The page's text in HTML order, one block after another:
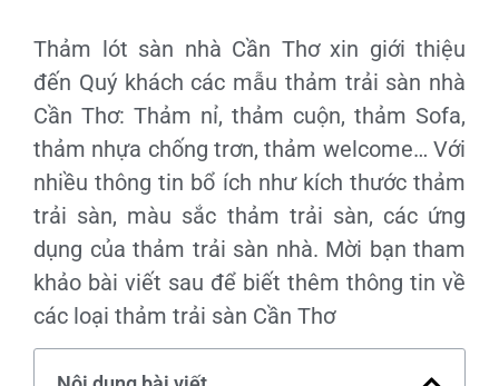
Thảm lót sàn nhà Cần Thơ xin giới thiệu
đến Quý khách các mẫu thảm trải sàn nhà
Cần Thơ: Thảm nỉ, thảm cuộn, thảm Sofa,
thảm nhựa chống trơn, thảm welcome… Với
nhiều thông tin bổ ích như kích thước thảm
trải sàn, màu sắc thảm trải sàn, các ứng
dụng của thảm trải sàn nhà. Mời bạn tham
khảo bài viết sau để biết thêm thông tin về
các loại thảm trải sàn Cần Thơ